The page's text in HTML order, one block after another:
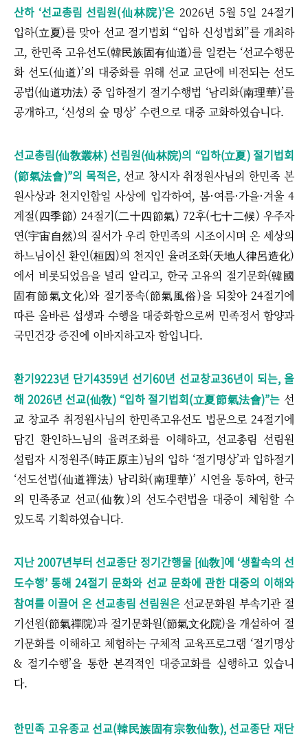
산하 ‘선교총림 선림원(仙林院)’은 2026년 5월 5일 24절기
입하(立夏)를 맞아 선교 절기법회 “입하 신성법회”를 개최하
고, 한민족 고유선도(韓民族固有仙道)를 일컫는 ‘선교수행문
화 선도(仙道)’의 대중화를 위해 선교 교단에 비전되는 선도
공법(仙道功法) 중 입하절기 절기수행법 ‘남리화(南理華)’를
공개하고, ‘신성의 숲 명상’ 수련으로 대중 교화하였습니다.
선교총림(仙敎叢林) 선림원(仙林院)의 “입하(立夏) 절기법회
(節氣法會)”의 목적은, 선교 창시자 취정원사님의 한민족 본
원사상과 천지인합일 사상에 입각하여, 봄·여름·가을·겨울 4
계절(四季節) 24절기(二十四節氣) 72후(七十二候) 우주자
연(宇宙自然)의 질서가 우리 한민족의 시조이시며 온 세상의
하느님이신 환인(桓因)의 천지인 율려조화(天地人律呂造化)
에서 비롯되었음을 널리 알리고, 한국 고유의 절기문화(韓國
固有節氣文化)와 절기풍속(節氣風俗)을 되찾아 24절기에
따른 올바른 섭생과 수행을 대중화함으로써 민족정서 함양과
국민건강 증진에 이바지하고자 함입니다.
환기9223년 단기4359년 선기60년 선교창교36년이 되는, 올
해 2026년 선교(仙敎) “입하 절기법회(立夏節氣法會)”는 선
교 창교주 취정원사님의 한민족고유선도 법문으로 24절기에
담긴 환인하느님의 율려조화를 이해하고, 선교총림 선림원
설립자 시정원주(時正原主)님의 입하 ‘절기명상’과 입하절기
‘선도선법(仙道禪法) 남리화(南理華)’ 시연을 통하여, 한국
의 민족종교 선교(仙敎)의 선도수련법을 대중이 체험할 수
있도록 기획하였습니다.
지난 2007년부터 선교종단 정기간행물 [仙敎]에 ‘생활속의 선
도수행’ 통해 24절기 문화와 선교 문화에 관한 대중의 이해와
참여를 이끌어 온 선교총림 선림원은 선교문화원 부속기관 절
기선원(節氣禪院)과 절기문화원(節氣文化院)을 개설하여 절
기문화를 이해하고 체험하는 구체적 교육프로그램 ‘절기명상
& 절기수행’을 통한 본격적인 대중교화를 실행하고 있습니
다.
한민족 고유종교 선교(韓民族固有宗敎仙敎), 선교종단 재단